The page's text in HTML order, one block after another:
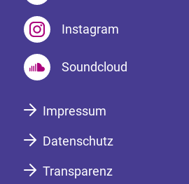
Instagram
Soundcloud
Impressum
Datenschutz
Transparenz